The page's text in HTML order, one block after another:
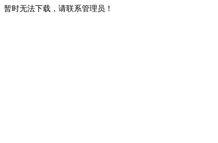
暂时无法下载，请联系管理员！